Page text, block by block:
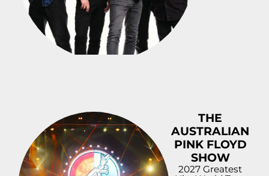
THE
AUSTRALIAN
PINK FLOYD
SHOW
2027 Greatest